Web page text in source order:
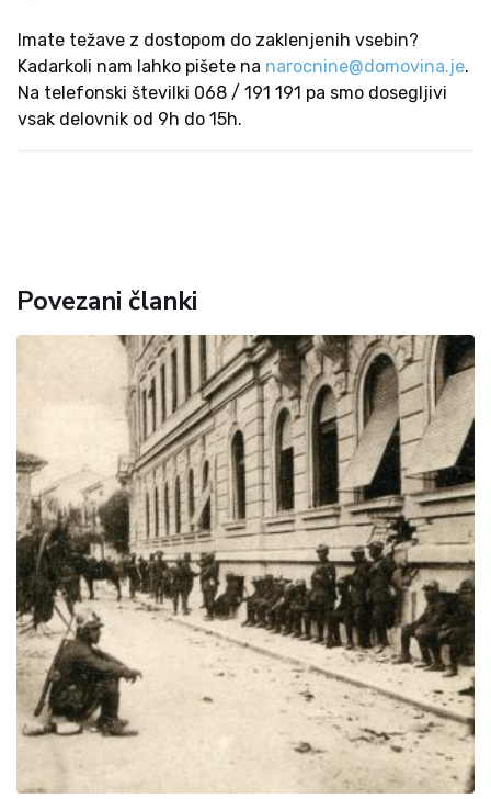
Imate težave z dostopom do zaklenjenih vsebin?
Kadarkoli nam lahko pišete na narocnine@domovina.je.
Na telefonski številki 068 / 191 191 pa smo dosegljivi
vsak delovnik od 9h do 15h.
Povezani članki